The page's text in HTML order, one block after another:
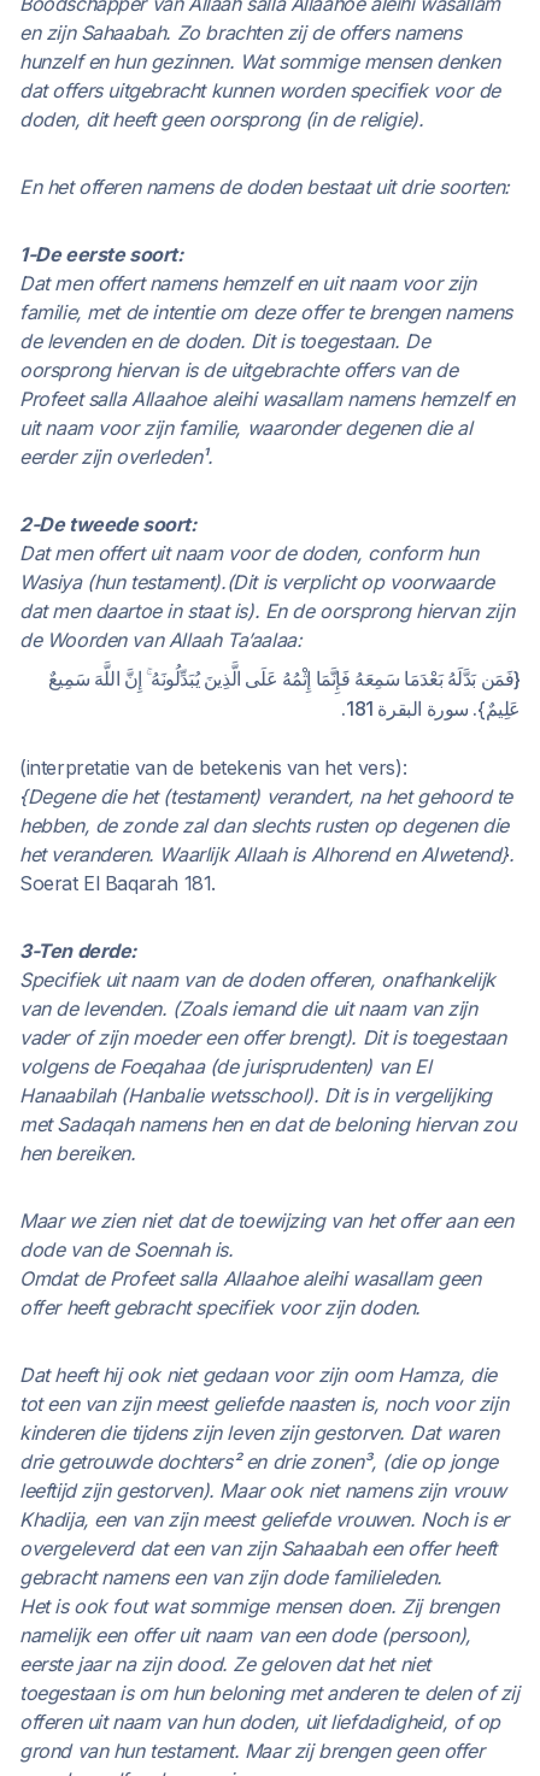
en zijn Sahaabah. Zo brachten zij de offers namens
hunzelf en hun gezinnen. Wat sommige mensen denken
dat offers uitgebracht kunnen worden specifiek voor de
doden, dit heeft geen oorsprong (in de religie).
En het offeren namens de doden bestaat uit drie soorten:
1-De eerste soort:
Dat men offert namens hemzelf en uit naam voor zijn
familie, met de intentie om deze offer te brengen namens
de levenden en de doden. Dit is toegestaan. De
oorsprong hiervan is de uitgebrachte offers van de
Profeet salla Allaahoe aleihi wasallam namens hemzelf en
uit naam voor zijn familie, waaronder degenen die al
eerder zijn overleden¹.
2-De tweede soort:
Dat men offert uit naam voor de doden, conform hun
Wasiya (hun testament).(Dit is verplicht op voorwaarde
dat men daartoe in staat is). En de oorsprong hiervan zijn
de Woorden van Allaah Ta’aalaa:
{فَمَن بَدَّلَهُ بَعْدَمَا سَمِعَهُ فَإِنَّمَا إِثْمُهُ عَلَى الَّذِينَ يُبَدِّلُونَهُ ۚ إِنَّ اللَّهَ سَمِيعٌ
عَلِيمٌ}. سورة البقرة 181.
(interpretatie van de betekenis van het vers):
{Degene die het (testament) verandert, na het gehoord te
hebben, de zonde zal dan slechts rusten op degenen die
het veranderen. Waarlijk Allaah is Alhorend en Alwetend}.
Soerat El Baqarah 181.
3-Ten derde:
Specifiek uit naam van de doden offeren, onafhankelijk
van de levenden. (Zoals iemand die uit naam van zijn
vader of zijn moeder een offer brengt). Dit is toegestaan
volgens de Foeqahaa (de jurisprudenten) van El
Hanaabilah (Hanbalie wetsschool). Dit is in vergelijking
met Sadaqah namens hen en dat de beloning hiervan zou
hen bereiken.
Maar we zien niet dat de toewijzing van het offer aan een
dode van de Soennah is.
Omdat de Profeet salla Allaahoe aleihi wasallam geen
offer heeft gebracht specifiek voor zijn doden.
Dat heeft hij ook niet gedaan voor zijn oom Hamza, die
tot een van zijn meest geliefde naasten is, noch voor zijn
kinderen die tijdens zijn leven zijn gestorven. Dat waren
drie getrouwde dochters² en drie zonen³, (die op jonge
leeftijd zijn gestorven). Maar ook niet namens zijn vrouw
Khadija, een van zijn meest geliefde vrouwen. Noch is er
overgeleverd dat een van zijn Sahaabah een offer heeft
gebracht namens een van zijn dode familieleden.
Het is ook fout wat sommige mensen doen. Zij brengen
namelijk een offer uit naam van een dode (persoon),
eerste jaar na zijn dood. Ze geloven dat het niet
toegestaan is om hun beloning met anderen te delen of zij
offeren uit naam van hun doden, uit liefdadigheid, of op
grond van hun testament. Maar zij brengen geen offer